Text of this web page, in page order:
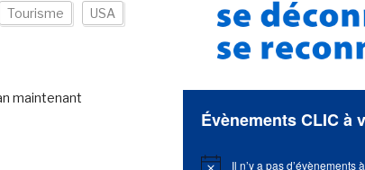
Tourisme
USA
maintenant
Évènements CLIC à
Il n’y a pas d’évènements